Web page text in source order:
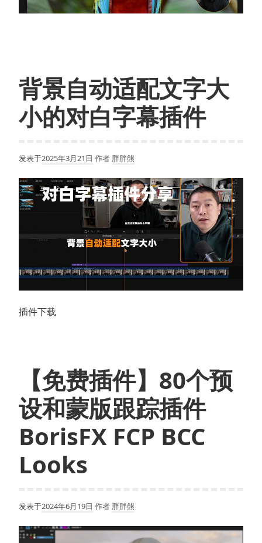
背景自动适配文字大
小的对白字幕插件
发表于2025年3月21日 作者 胖胖熊
插件下载
【免费插件】80个预
设和蒙版跟踪插件
BorisFX FCP BCC
Looks
发表于2024年6月19日 作者 胖胖熊